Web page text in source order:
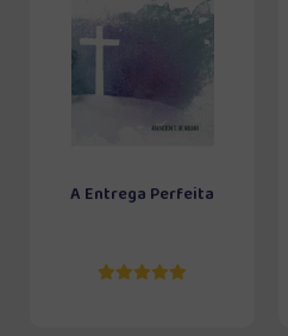
A Entrega Perfeita